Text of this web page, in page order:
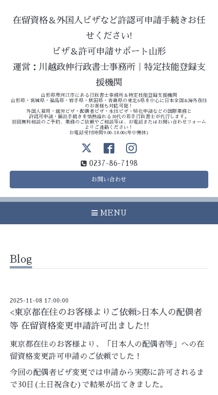
在留資格＆外国人ビザなど許認可申請手続きお任
せください!
ビザ＆許可申請サポート山形
運営：川越政伸行政書士事務所｜特定技能登録支
援機関
山形県寒河江市にある行政書士事務所＆特定技能登録支援機関
山形県・宮城県・福島県・岩手県・秋田県・青森県の東北6県を中心に日本全国&海外在住
のお客様も対応可能！
外国人雇用・就労ビザ・配偶者ビザ・永住ビザ・帰化申請などの国際業務と
許認可申請・届出手続きを情熱溢れる30代の若手行政書士が代行します。
初回無料相談のご予約、業務のご依頼やご相談等は、お電話またはお問い合わせフォーム
よりご連絡ください！
お電話受付時間9:00-18:00(年中無休)
0237-86-7198
お問い合わせ
MENU
Blog
2025-11-08 17:00:00
<東京都在住のお客様よりご依頼>日本人の配偶者
等 在留資格変更申請許可出ました!!
東京都在住のお客様より、「日本人の配偶者等」への在
留資格変更許可申請のご依頼でした！
今回の配偶者ビザ変更では申請から実際に許可されるま
で30日(土日祝含む)で結果が出てきました。